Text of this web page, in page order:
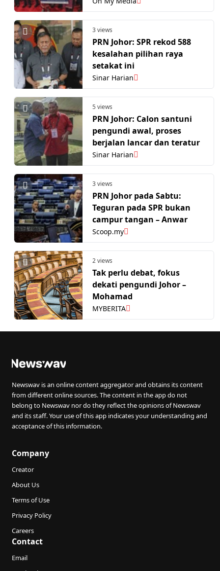
3 views
PRN Johor: SPR rekod 588
kesalahan pilihan raya
setakat ini
Sinar Harian
5 views
PRN Johor: Calon santuni
pengundi awal, proses
berjalan lancar dan teratur
Sinar Harian
3 views
PRN Johor pada Sabtu:
Teguran pada SPR bukan
campur tangan – Anwar
Scoop.my
2 views
Tak perlu debat, fokus
dekati pengundi Johor –
Mohamad
MYBERITA
Newswav is an online content aggregator and obtains its content
from different online sources. The content in the app do not
belong to Newswav nor do they reflect the opinions of Newswav
and its staff. Your use of this app indicates your understanding and
acceptance of this information.
Company
Creator
About Us
Terms of Use
Privacy Policy
Careers
Contact
Email